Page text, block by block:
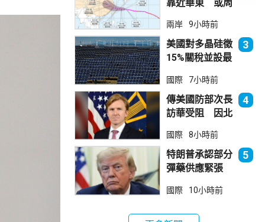
靠近華東 或周
兩岸 9小時前
美國對多晶硅徵
15%關稅並設最
克：中國無法再
傾銷
3
國際 7小時前
傳美國防部次長
訪華受阻 因北
售
4
國際 8小時前
特朗普承認部分
彈藥供應緊張
成
5
國際 10小時前